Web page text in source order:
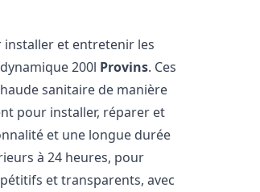
et entretenir les
200l Provins. Ces
sanitaire de manière
pour installer, réparer et
et une longue durée
à 24 heures, pour
et transparents, avec